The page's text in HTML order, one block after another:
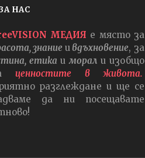
НАС
МЕДИЯ е място за
знание и вдъхновение, за
етикаи морал и изобщо
ценностите в живота.
разглеждане и ще се
да ни посещавате